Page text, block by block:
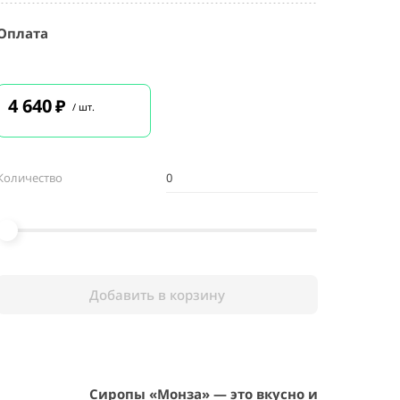
4 640₽ / шт.
Добавить в корзину
Сиропы «Монза» — это вкусно и